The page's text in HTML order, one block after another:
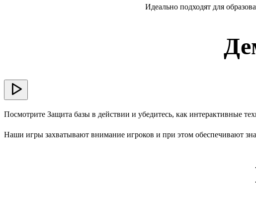
Идеально подходят для
Посмотрите Защита базы в действии и убедитесь, как интерактивные
Наши игры захватывают внимание игроков и при этом обеспечивают